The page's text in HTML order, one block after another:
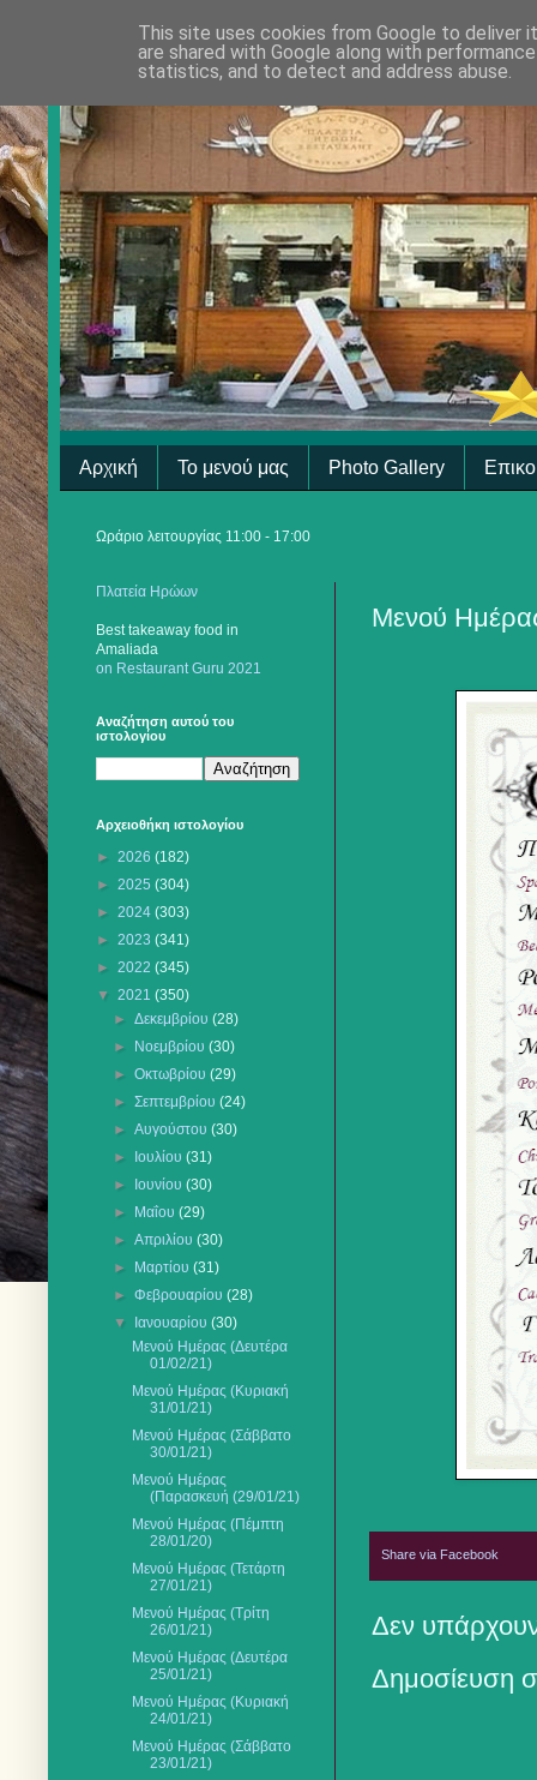
Αρχική Το μενού μας Photo Gallery
Ωράριο λειτουργίας 11:00 - 17:00
Μενού
Share via Facebook
Δεν
Δημοσίευση
Πλατεία Ηρώων
Best takeaway food in
Amaliada
on Restaurant Guru 2021
Αναζήτηση αυτού του
ιστολογίου
Αρχειοθήκη ιστολογίου
► 2026 (182)
► 2025 (304)
► 2024 (303)
► 2023 (341)
► 2022 (345)
▼ 2021 (350)
►Δεκεμβρίου(28)
►
Νοεμβρίου(30)
►Οκτωβρίου(29)
►Σεπτεμβρίου(24)
►Αυγούστου(30)
►
Ιουλίου(31)
►
Ιουνίου(30)
►
Μαΐου(29)
►Απριλίου(30)
►
Μαρτίου(31)
►Φεβρουαρίου(28)
▼
Ιανουαρίου(30)
Μενού Ημέρας (Δευτέρα
01/02/21)
Μενού Ημέρας (Κυριακή
31/01/21)
Μενού Ημέρας (Σάββατο
30/01/21)
Μενού Ημέρας
(Παρασκευή (29/01/21)
Μενού Ημέρας (Πέμπτη
28/01/20)
Μενού Ημέρας (Τετάρτη
27/01/21)
Μενού Ημέρας (Τρίτη
26/01/21)
Μενού Ημέρας (Δευτέρα
25/01/21)
Μενού Ημέρας (Κυριακή
24/01/21)
Μενού Ημέρας (Σάββατο
23/01/21)
This site uses cookies from Google to deliver
are shared with Google along with
statistics, and to detect and address abuse.